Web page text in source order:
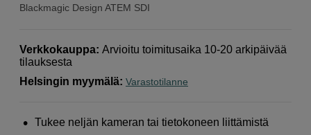
Blackmagic Design ATEM SDI
Verkkokauppa: Arvioitu toimitusaika 10-20 arkipäivää
tilauksesta
Helsingin myymälä: Varastotilanne
Tukee neljän kameran tai tietokoneen liittämistä